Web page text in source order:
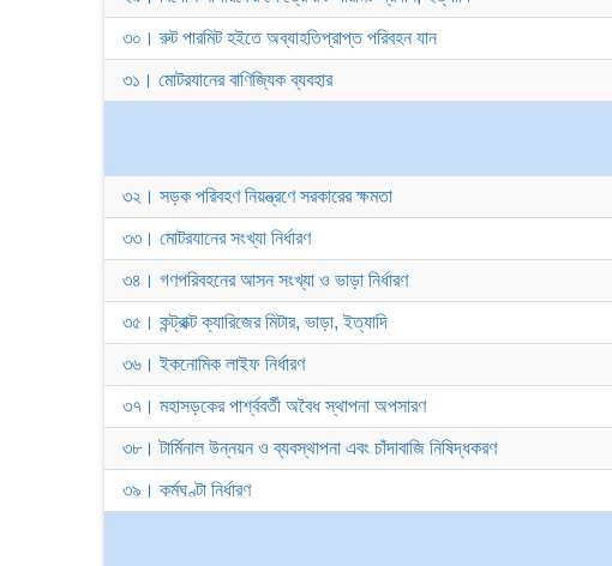
৩০। রুট পারমিট হইতে অব্যাহতিপ্রাপ্ত পরিবহন যান
৩১। মোটরযানের বাণিজ্যিক ব্যবহার
৩২। সড়ক পরিবহণ নিয়ন্ত্রণে সরকারের ক্ষমতা
৩৩। মোটরযানের সংখ্যা নির্ধারণ
৩৪। গণপরিবহনের আসন সংখ্যা ও ভাড়া নির্ধারণ
৩৫। কন্ট্রাক্ট ক্যারিজের মিটার, ভাড়া, ইত্যাদি
৩৬। ইকনোমিক লাইফ নির্ধারণ
৩৭। মহাসড়কের পার্শ্ববর্তী অবৈধ স্থাপনা অপসারণ
৩৮। টার্মিনাল উন্নয়ন ও ব্যবস্থাপনা এবং চাঁদাবাজি নিষিদ্ধকরণ
৩৯। কর্মঘণ্টা নির্ধারণ